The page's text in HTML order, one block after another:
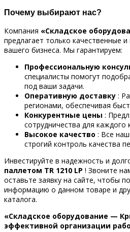
Почему выбирают нас?
Компания «Складское
предлагает только качественные
вашего бизнеса. Мы гарантируем:
Профессиональную
специалисты помогут
под ваши задачи.
Оперативную доставку :
регионами, обеспечивая
Конкурентные цены :
сотрудничества для каждого
Высокое качество : Все
строгий контроль качества
Инвестируйте в надежность и
паллетом TR 1210 LP ! Звоните
оставьте заявку на сайте, чтобы
информацию о данном товаре и
каталога.
«Складское оборудование —
эффективной организации